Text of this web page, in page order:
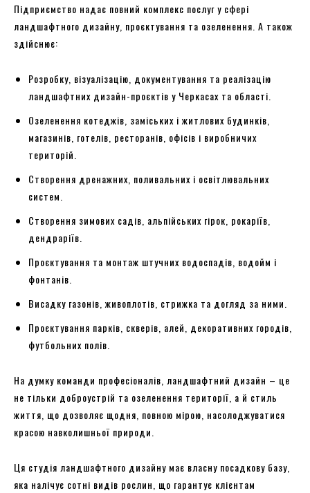
Підприємство надає повний комплекс послуг у сфері
ландшафтного дизайну, проєктування та озеленення. А також
здійснює:
Розробку, візуалізацію, документування та реалізацію
ландшафтних дизайн-проєктів у Черкасах та області.
Озеленення котеджів, заміських і житлових будинків,
магазинів, готелів, ресторанів, офісів і виробничих
територій.
Створення дренажних, поливальних і освітлювальних
систем.
Створення зимових садів, альпійських гірок, рокаріїв,
дендраріїв.
Проєктування та монтаж штучних водоспадів, водойм і
фонтанів.
Висадку газонів, живоплотів, стрижка та догляд за ними.
Проєктування парків, скверів, алей, декоративних городів,
футбольних полів.
На думку команди професіоналів, ландшафтний дизайн – це
не тільки доброустрій та озеленення території, а й стиль
життя, що дозволяє щодня, повною мірою, насолоджуватися
красою навколишньої природи.
Ця студія ландшафтного дизайну має власну посадкову базу,
яка налічує сотні видів рослин, що гарантує клієнтам